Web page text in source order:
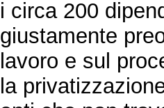
i circa 200
giustamente
lavoro e sul
la